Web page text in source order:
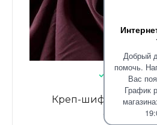
Добрый
помочь.
Вас
График
В наличии:
Креп-шифон 027-